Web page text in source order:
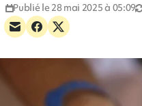
Publié le 28 mai 2025 à 05:09